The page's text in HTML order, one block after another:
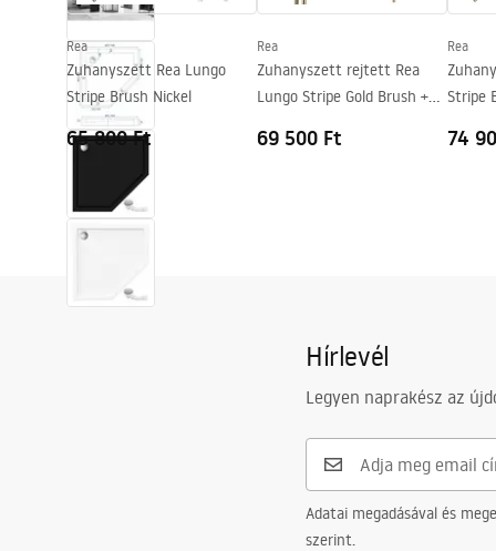
Easy Clean bevonat
igen
Rea
Zuhanyszett Rea Lungo
Stripe Brush Nickel
65 800 Ft
Rea
Zuhanyszett rejtett Rea
Lungo Stripe Gold Brush +
69 500 Ft
Rea
Stripe
74
Hírlevél
Legyen naprakész az
Adatai megadásával és
szerint.